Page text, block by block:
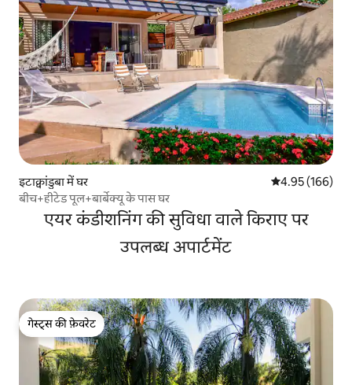
इटाक्वांडुबा में घर औसत रेटिंग 5 में से
4.95 (166)
बीच+हीटेड पूल+बार्बेक्यू के पास घर
एयर कंडीशनिंग की सुविधा वाले किराए पर
उपलब्ध अपार्टमेंट
गेस्ट्स की फ़ेवरेट
गेस्ट्स की फ़ेवरेट